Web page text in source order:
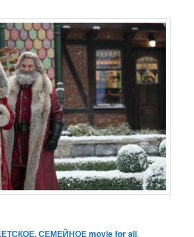
СЕМЕЙНОЕ movie for all,